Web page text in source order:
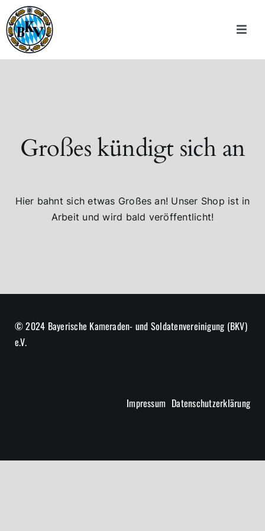
Inhalt
springen
Toggle
Wir über uns
Sportschützen
Downloads
Großes kündigt sich an
Hier bahnt sich etwas Großes an! Unser Shop ist in
Arbeit und wird bald veröffentlicht!
© 2024 Bayerische Kameraden- und Soldatenvereinigung (BKV)
e.V.
Impressum Datenschutzerklärung